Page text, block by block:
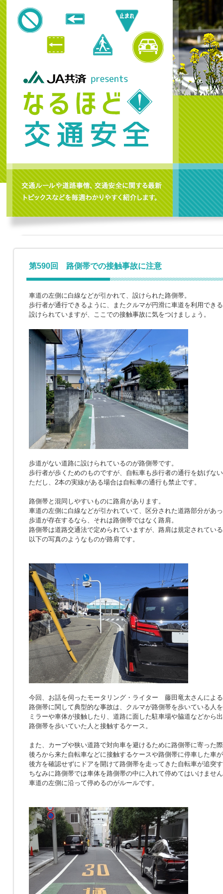
第590回 路側帯での接触事故に注意
車道の左側に白線などが引かれて、設けられた路側帯。
歩行者が通行できるように、またクルマが円滑に車道を利用でき
設けられていますが、ここでの接触事故に気をつけましょう。
歩道がない道路に設けられているのが路側帯です。
歩行者が歩くためのものですが、自転車も歩行者の通行を妨げな
ただし、2本の実線がある場合は自転車の通行も禁止です。
路側帯と混同しやすいものに路肩があります。
車道の左側に白線などが引かれていて、区分された道路部分があ
歩道が存在するなら、それは路側帯ではなく路肩。
路側帯は道路交通法で定められていますが、路肩は規定されてい
以下の写真のようなものが路肩です。
今回、お話を伺ったモータリング・ライター 藤田竜太さんによ
路側帯に関して典型的な事故は、クルマが路側帯を歩いている人
ミラーや車体が接触したり、道路に面した駐車場や脇道などから
路側帯を歩いていた人と接触するケース。
また、カーブや狭い道路で対向車を避けるために路側帯に寄った
後ろから来た自転車などに接触するケースや路側帯に停車した車
後方を確認せずにドアを開けて路側帯を走ってきた自転車が追突
ちなみに路側帯では車体を路側帯の中に入れて停めてはいけませ
車道の左側に沿って停めるのがルールです。